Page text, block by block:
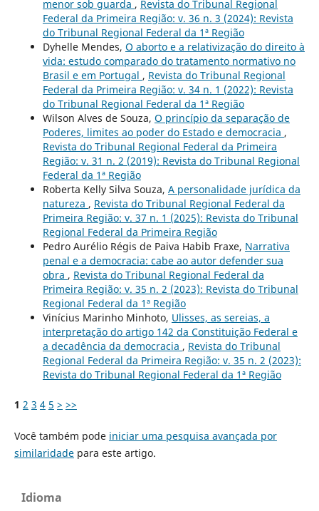
menor sob guarda , Revista do Tribunal Regional
Federal da Primeira Região: v. 36 n. 3 (2024): Revista
do Tribunal Regional Federal da 1ª Região
Dyhelle Mendes, O aborto e a relativização do direito à
vida: estudo comparado do tratamento normativo no
Brasil e em Portugal , Revista do Tribunal Regional
Federal da Primeira Região: v. 34 n. 1 (2022): Revista
do Tribunal Regional Federal da 1ª Região
Wilson Alves de Souza, O princípio da separação de
Poderes, limites ao poder do Estado e democracia ,
Revista do Tribunal Regional Federal da Primeira
Região: v. 31 n. 2 (2019): Revista do Tribunal Regional
Federal da 1ª Região
Roberta Kelly Silva Souza, A personalidade jurídica da
natureza , Revista do Tribunal Regional Federal da
Primeira Região: v. 37 n. 1 (2025): Revista do Tribunal
Regional Federal da Primeira Região
Pedro Aurélio Régis de Paiva Habib Fraxe, Narrativa
penal e a democracia: cabe ao autor defender sua
obra , Revista do Tribunal Regional Federal da
Primeira Região: v. 35 n. 2 (2023): Revista do Tribunal
Regional Federal da 1ª Região
Vinícius Marinho Minhoto, Ulisses, as sereias, a
interpretação do artigo 142 da Constituição Federal e
a decadência da democracia , Revista do Tribunal
Regional Federal da Primeira Região: v. 35 n. 2 (2023):
Revista do Tribunal Regional Federal da 1ª Região
1 2 3 4 5 > >>
Você também pode iniciar uma pesquisa avançada por
similaridadepara este artigo.
Idioma